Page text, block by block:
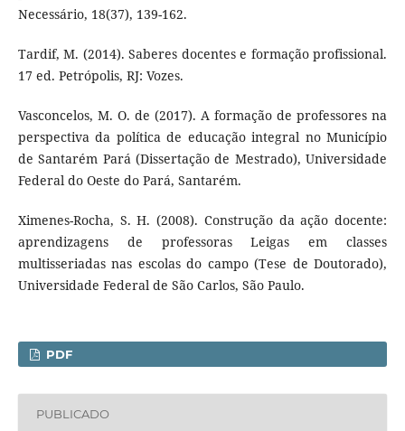
Necessário, 18(37), 139-162.
Tardif, M. (2014). Saberes docentes e formação profissional.
17 ed. Petrópolis, RJ: Vozes.
Vasconcelos, M. O. de (2017). A formação de professores na
perspectiva da política de educação integral no Município
de Santarém Pará (Dissertação de Mestrado), Universidade
Federal do Oeste do Pará, Santarém.
Ximenes-Rocha, S. H. (2008). Construção da ação docente:
aprendizagens de professoras Leigas em classes
multisseriadas nas escolas do campo (Tese de Doutorado),
Universidade Federal de São Carlos, São Paulo.
PDF
PUBLICADO